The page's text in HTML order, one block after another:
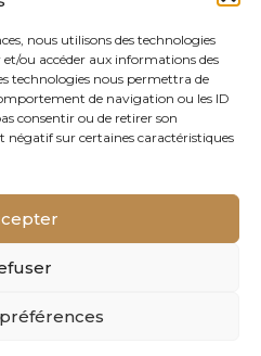
nous utilisons des technologies
et/ou accéder aux informations des
technologies nous permettra de
de navigation ou les ID
consentir ou de retirer son
sur certaines caractéristiques
CHÊNE MASSIF